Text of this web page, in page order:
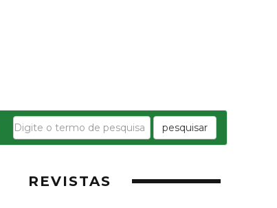
pesquisar
REVISTAS